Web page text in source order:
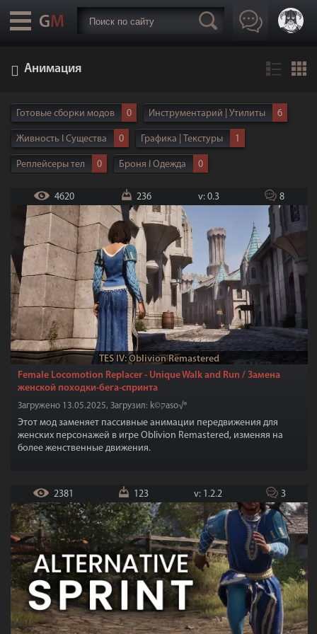
Анимация
Готовые сборки модов 0 Инструментарий | Утилиты 6
Живность I Существа 0 Графика | Текстуры 1
Реплейсеры тел 0 Броня I Одежда 0
Дома I Локации Расы | NPC Интерфейс
Анимация 2 Геймплей 6 Оружие
TES IV: Oblivion Remastered
4620 236 v: 0.3 8
Female Locomotion Replacer - Unique Walk and Run / Замена
женской походки-бега-спринта
Загружено 13.05.2025, Загрузил: k©קaso√®
Этот мод заменяет пассивные анимации передвижения для
женских персонажей в игре Oblivion Remastered, изменяя на
более женственные движения.
2381 123 v: 1.2.2 3